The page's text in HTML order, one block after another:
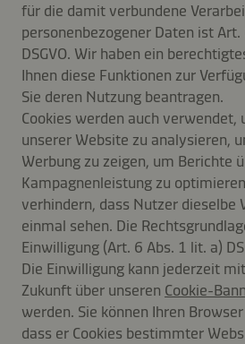
für die damit verbundene
personenbezogener Daten ist
DSGVO. Wir haben ein
Ihnen diese Funktionen zur
Sie deren Nutzung beantragen.
Cookies werden auch verwendet,
unserer Website zu analysieren,
Werbung zu zeigen, um Berichte
Kampagnenleistung zu
verhindern, dass Nutzer dieselbe
einmal sehen. Die
Einwilligung (Art. 6 Abs. 1 lit. a)
Die Einwilligung kann jederzeit
Zukunft über unseren Cookie-
werden. Sie können Ihren
dass er Cookies bestimmter